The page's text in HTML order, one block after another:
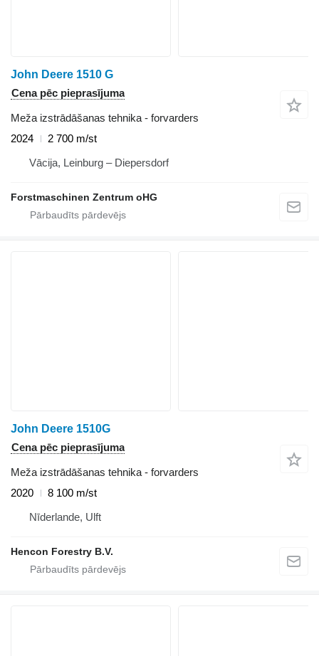
John Deere 1510 G
Cena pēc pieprasījuma
Meža izstrādāšanas tehnika - forvarders
2024
2 700 m/st
Vācija, Leinburg – Diepersdorf
Forstmaschinen Zentrum oHG
John Deere 1510G
Cena pēc pieprasījuma
Meža izstrādāšanas tehnika - forvarders
2020
8 100 m/st
Nīderlande, Ulft
Hencon Forestry B.V.